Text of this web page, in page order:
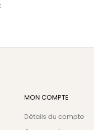
MON COMPTE
Détails du compte